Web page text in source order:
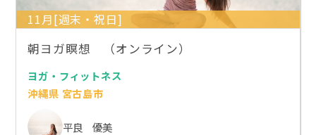
11月[週末・祝日]
朝ヨガ瞑想 （オンライン）
ヨガ・フィットネス
沖縄県 宮古島市
平良 優美